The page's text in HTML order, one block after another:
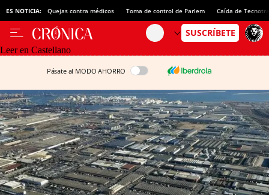
ES NOTICIA: Quejas contra médicos Toma de control de Parlem Caída de
Leer en Castellano
Pásate al MODO AHORRO